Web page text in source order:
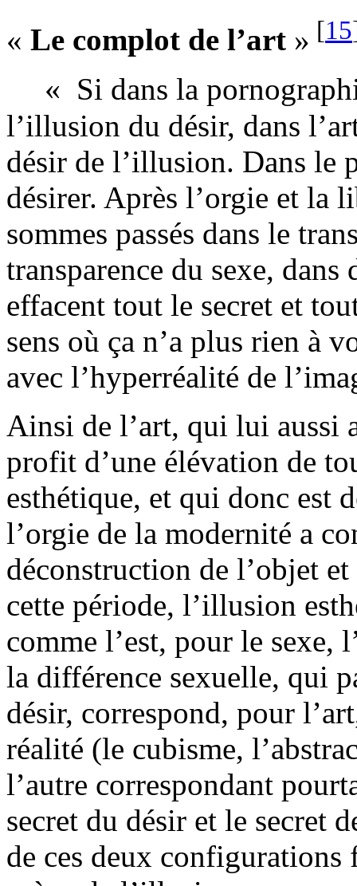
« Le complot de l’art » [15
« Si dans la
l’illusion du désir, dans
désir de l’illusion. Dans le
désirer. Après l’orgie et la
sommes passés dans le
transparence du sexe, dans
effacent tout le secret et
sens où ça n’a plus rien à
avec l’hyperréalité de
Ainsi de l’art, qui lui aussi
profit d’une élévation de
esthétique, et qui donc est
l’orgie de la modernité a
déconstruction de l’objet
cette période, l’illusion
comme l’est, pour le sexe,
la différence sexuelle, qui
désir, correspond, pour
réalité (le cubisme,
l’autre correspondant
secret du désir et le secret
de ces deux